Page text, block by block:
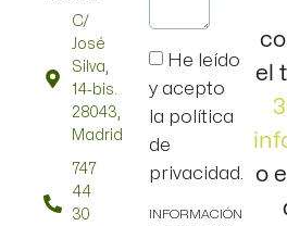
el
o
C/
José
Silva,
14-bis.
28043,
Madrid
747
44
30
He leído
y acepto
la política
de
privacidad.
INFORMACIÓN